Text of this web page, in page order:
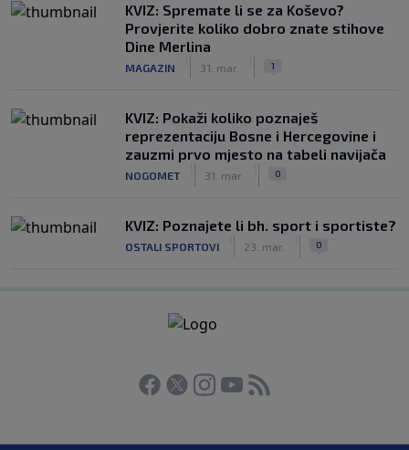
KVIZ: Spremate li se za Koševo?
Provjerite koliko dobro znate stihove
Dine Merlina
MAGAZIN 31. mar. 1
KVIZ: Pokaži koliko poznaješ
reprezentaciju Bosne i Hercegovine i
zauzmi prvo mjesto na tabeli navijača
NOGOMET 31. mar. 0
KVIZ: Poznajete li bh. sport i sportiste?
OSTALI SPORTOVI 23. mar. 0